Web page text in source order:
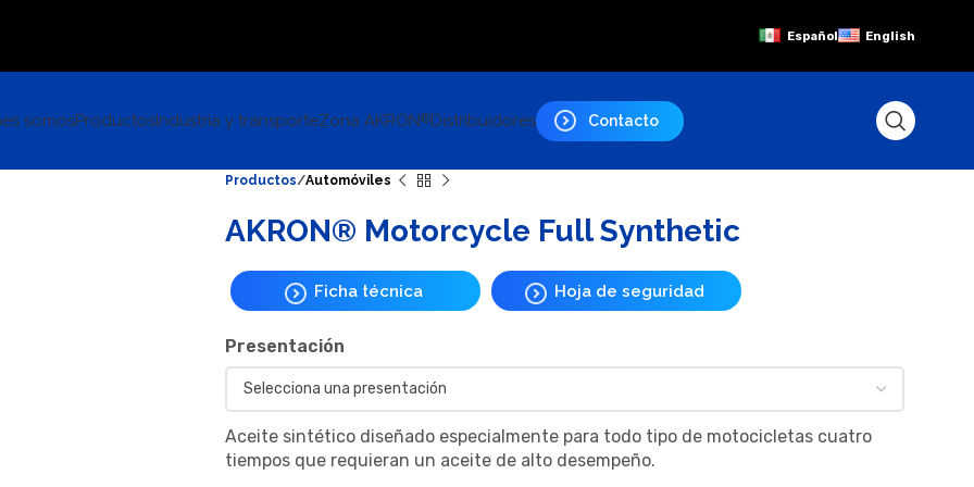
Español English
somosProductosIndustria y transporteZona AKRON®Distribuidores Contacto
Productos Automóviles
AKRON® Motorcycle Full Synthetic
Ficha técnica Hoja de seguridad
Presentación
Aceite sintético diseñado especialmente para todo tipo de motocicletas cuatro
tiempos que requieran un aceite de alto desempeño.